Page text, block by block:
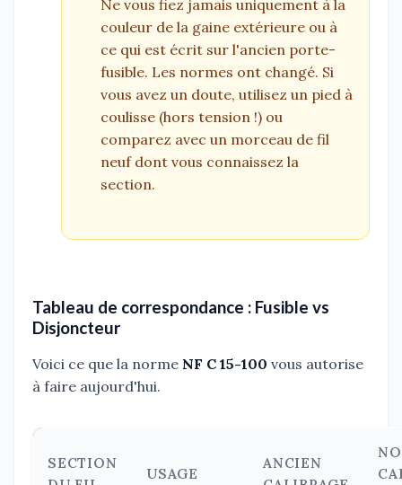
Ne vous fiez jamais uniquement à la
couleur de la gaine extérieure ou à
ce qui est écrit sur l'ancien porte-
fusible. Les normes ont changé. Si
vous avez un doute, utilisez un pied à
coulisse (hors tension !) ou
comparez avec un morceau de fil
neuf dont vous connaissez la
section.
Tableau de correspondance : Fusible vs
Disjoncteur
Voici ce que la norme NF C 15-100 vous autorise
à faire aujourd'hui.
SECTION
USAGE
ANCIEN